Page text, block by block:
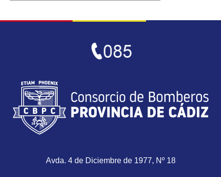
Avda. 4 de Diciembre de 1977, Nº 18